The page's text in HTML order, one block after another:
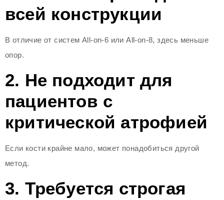
всей конструкции
В отличие от систем All-on-6 или All-on-8, здесь меньше
опор.
2. Не подходит для
пациентов с
критической атрофией
Если кости крайне мало, может понадобиться другой
метод.
3. Требуется строгая